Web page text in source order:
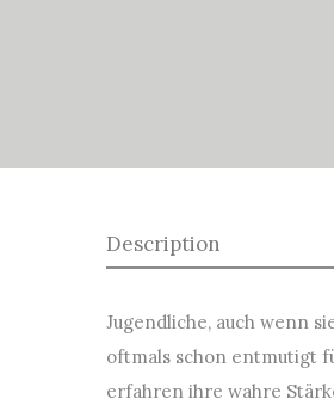
Description
Jugendliche, auch wenn
oftmals schon entmutigt
erfahren ihre wahre